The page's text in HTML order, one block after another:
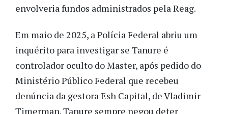
envolveria fundos administrados pela Reag.
Em maio de 2025, a Polícia Federal abriu um
inquérito para investigar se Tanure é
controlador oculto do Master, após pedido do
Ministério Público Federal que recebeu
denúncia da gestora Esh Capital, de Vladimir
Timerman. Tanure sempre negou deter